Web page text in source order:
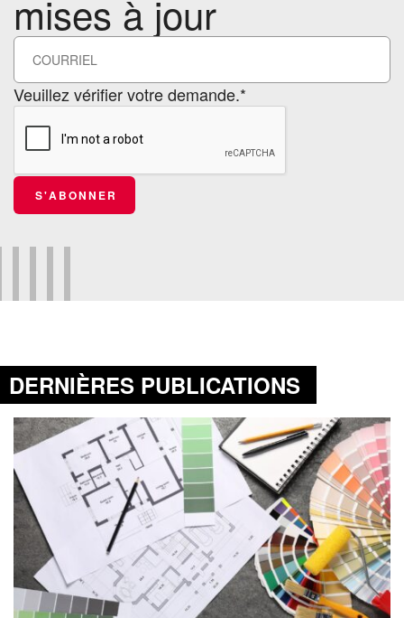
mises à jour
Veuillez vérifier votre demande.*
S'ABONNER
DERNIÈRES PUBLICATIONS